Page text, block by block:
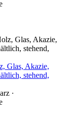
Glas, Akazie,
stehend,
·